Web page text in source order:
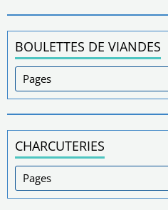
BOULETTES DE VIANDES
CHARCUTERIES